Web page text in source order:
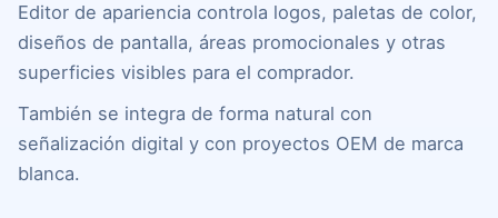
Editor de apariencia controla logos, paletas de color,
diseños de pantalla, áreas promocionales y otras
superficies visibles para el comprador.
También se integra de forma natural con
señalización digital y con proyectos OEM de marca
blanca.